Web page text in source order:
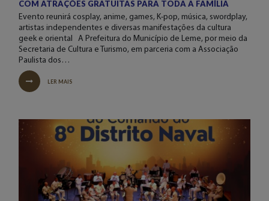
COM ATRAÇÕES GRATUITAS PARA TODA A FAMÍLIA
Evento reunirá cosplay, anime, games, K-pop, música, swordplay,
artistas independentes e diversas manifestações da cultura
geek e oriental A Prefeitura do Município de Leme, por meio da
Secretaria de Cultura e Turismo, em parceria com a Associação
Paulista dos…
LER MAIS